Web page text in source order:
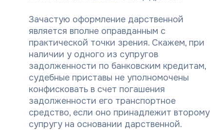
Зачастую оформление дарственной
является вполне оправданным с
практической точки зрения. Скажем, при
наличии у одного из супругов
задолженности по банковским кредитам,
судебные приставы не уполномочены
конфисковать в счет погашения
задолженности его транспортное
средство, если оно принадлежит второму
супругу на основании дарственной.